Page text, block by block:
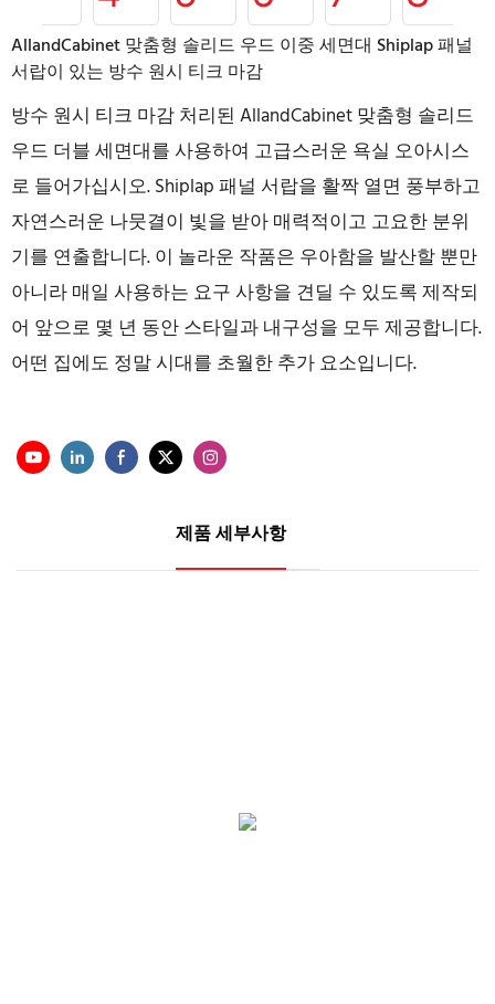
AllandCabinet 맞춤형 솔리드 우드 이중 세면대 Shiplap 패널
서랍이 있는 방수 원시 티크 마감
방수 원시 티크 마감 처리된 AllandCabinet 맞춤형 솔리드
우드 더블 세면대를 사용하여 고급스러운 욕실 오아시스
로 들어가십시오. Shiplap 패널 서랍을 활짝 열면 풍부하고
자연스러운 나뭇결이 빛을 받아 매력적이고 고요한 분위
기를 연출합니다. 이 놀라운 작품은 우아함을 발산할 뿐만
아니라 매일 사용하는 요구 사항을 견딜 수 있도록 제작되
어 앞으로 몇 년 동안 스타일과 내구성을 모두 제공합니다.
어떤 집에도 정말 시대를 초월한 추가 요소입니다.
제품 세부사항